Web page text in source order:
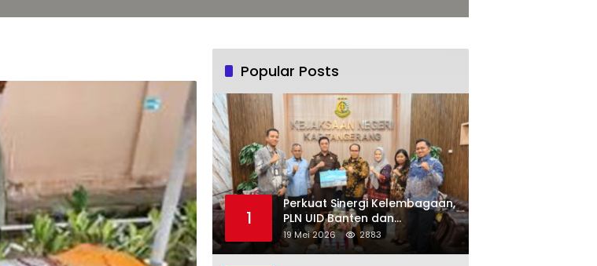
Popular Posts
1
Perkuat Sinergi Kelembagaan,
PLN UID Banten dan
Kejaksaan Negeri Kabupaten
Tangerang Kolaborasi
19 Mei 2026 2883